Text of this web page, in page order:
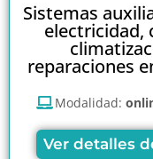
Sistemas
electricidad,
reparaciones
Modalidad:
Ver detalles